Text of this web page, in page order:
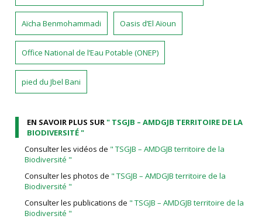
Aïcha Benmohammadi Oasis d’El Aïoun
Office National de l’Eau Potable (ONEP)
pied du Jbel Bani
EN SAVOIR PLUS SUR" TSGJB – AMDGJB TERRITOIRE DE LA
BIODIVERSITÉ "
Consulter les vidéos de " TSGJB – AMDGJB territoire de la
Biodiversité "
Consulter les photos de " TSGJB – AMDGJB territoire de la
Biodiversité "
Consulter les publications de " TSGJB – AMDGJB territoire de la
Biodiversité "